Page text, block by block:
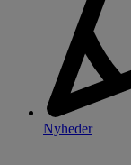
Nyheder